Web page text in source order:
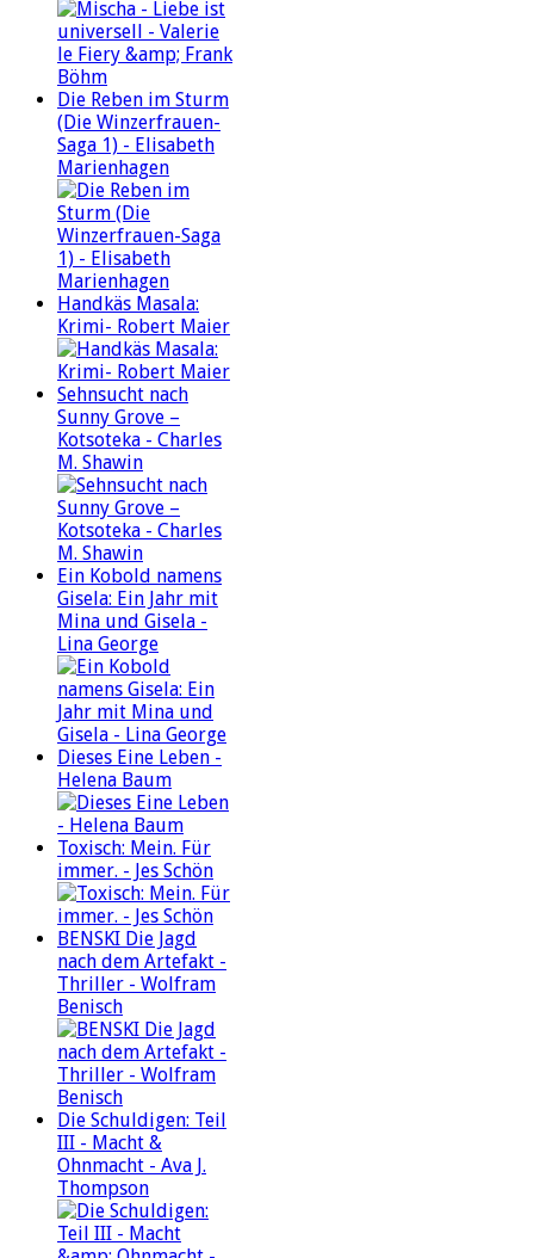
Die Reben im Sturm
(Die Winzerfrauen-
Saga 1) - Elisabeth
Marienhagen
Handkäs Masala:
Krimi- Robert Maier
Sehnsucht nach
Sunny Grove –
Kotsoteka - Charles
M. Shawin
Ein Kobold namens
Gisela: Ein Jahr mit
Mina und Gisela -
Lina George
Dieses Eine Leben -
Helena Baum
Toxisch: Mein. Für
immer. - Jes Schön
BENSKI Die Jagd
nach dem Artefakt -
Thriller - Wolfram
Benisch
Die Schuldigen: Teil
III - Macht &
Ohnmacht - Ava J.
Thompson